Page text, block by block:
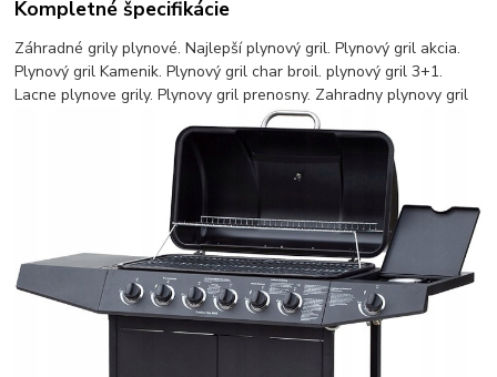
Kompletné špecifikácie
Záhradné grily plynové. Najlepší plynový gril. Plynový gril akcia.
Plynový gril Kamenik. Plynový gril char broil. plynový gril 3+1.
Lacne plynove grily. Plynovy gril prenosny. Zahradny plynovy gril